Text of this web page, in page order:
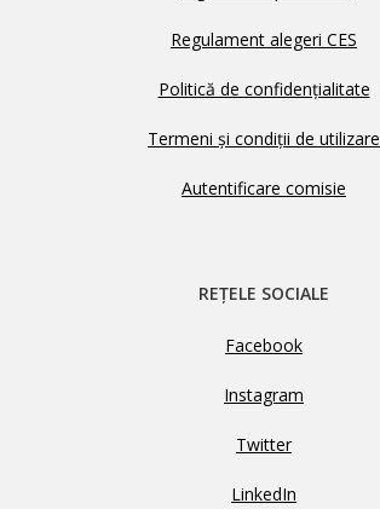
Regulament alegeri CES
Politică de confidențialitate
Termeni și condiții de utilizare
Autentificare comisie
REȚELE SOCIALE
Facebook
Instagram
Twitter
LinkedIn